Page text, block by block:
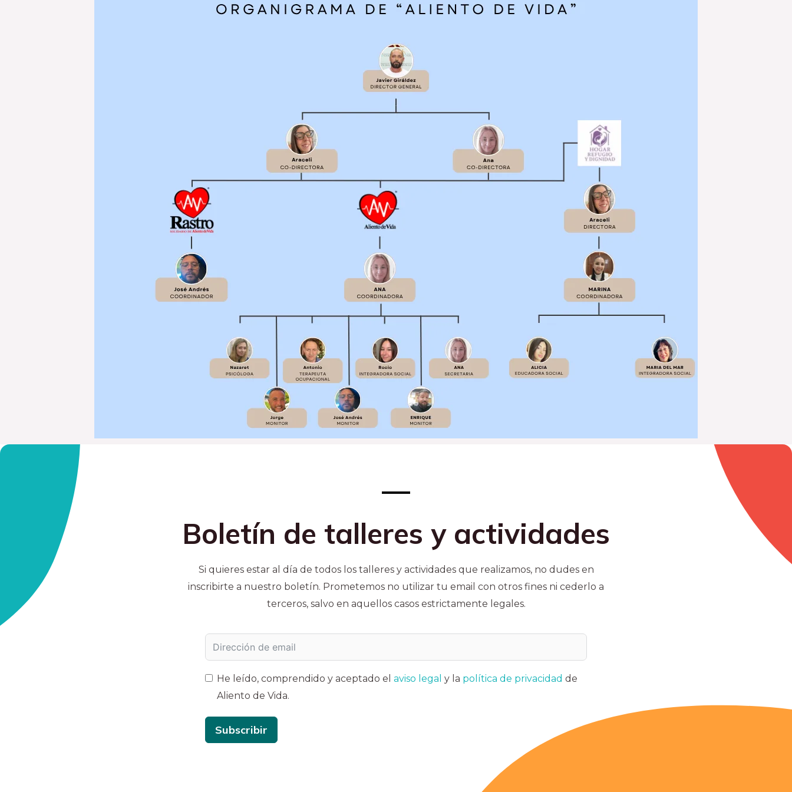
Boletín de talleres y actividades
Si quieres estar al día de todos los talleres y actividades que realizamos, no dudes en
inscribirte a nuestro boletín. Prometemos no utilizar tu email con otros fines ni cederlo a
terceros, salvo en aquellos casos estrictamente legales.
He leído, comprendido y aceptado el aviso legal y la política de privacidad de
Aliento de Vida.
Subscribir